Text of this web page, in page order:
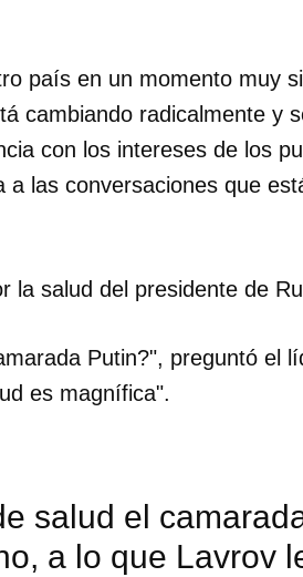
como favorito, primero has de
país en un momento muy
cambiando radicalmente y
con los intereses de los
a las conversaciones que
la salud del presidente de
Putin?", preguntó el
es magnífica".
salud el
a lo que Lavrov